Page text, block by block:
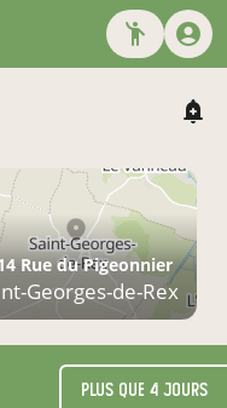
Rue du Pigeonnier
Georges-de-Rex
Plus que 4 jours